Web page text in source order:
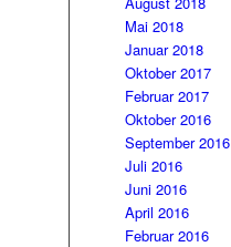
Mai 2018
Januar 2018
Oktober 2017
Februar 2017
Oktober 2016
September 2016
Juli 2016
Juni 2016
April 2016
Februar 2016